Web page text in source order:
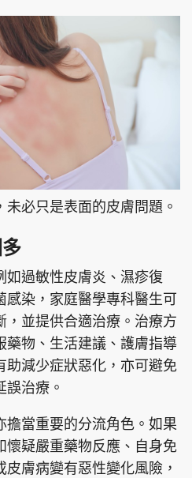
爸媽 JobMarket
使用條款
版權及免責聲明
有 . 不得轉載
reserved.
必只是表面的皮膚問題。
如過敏性皮膚炎、濕疹復
染，家庭醫學專科醫生可
，並提供合適治療。治療方
藥物、生活建議、護膚指導
助減少症狀惡化，亦可避免
誤治療。
擔當重要的分流角色。如果
懷疑嚴重藥物反應、自身免
膚病變有惡性變化風險，